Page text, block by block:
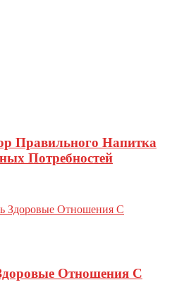
Правильного Напитка
Потребностей
Отношения С